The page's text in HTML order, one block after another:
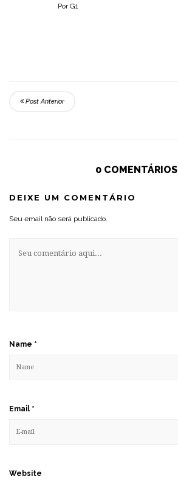
Por G1
Post Anterior
0 COMENTÁRIOS
DEIXE UM COMENTÁRIO
Seu email não será publicado.
Name *
Email *
Website